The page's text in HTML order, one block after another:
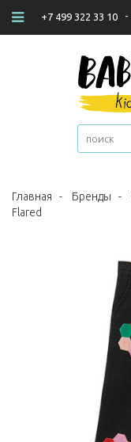
+7 499 322 33 10 -
Главная - Бренды -
Flared